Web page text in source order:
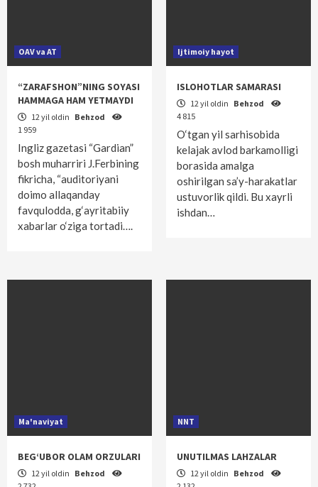
OAV va AT
“ZARAFSHON”NING SOYASI
HAMMAGA HAM YETMAYDI
12 yil oldin Behzod
1 959
Ingliz gazetasi “Gardian”
bosh muharriri J.Ferbining
fikricha, “auditoriyani
doimo allaqanday
favqulodda, g‘ayritabiiy
xabarlar o‘ziga tortadi….
Ijtimoiy hayot
ISLOHOTLAR SAMARASI
12 yil oldin Behzod
4 815
O‘tgan yil sarhisobida
kelajak avlod barkamolligi
borasida amalga
oshirilgan sa’y-harakatlar
ustuvorlik qildi. Bu xayrli
ishdan…
Ma'naviyat
BEG‘UBOR OLAM ORZULARI
12 yil oldin Behzod
NNT
UNUTILMAS LAHZALAR
12 yil oldin Behzod